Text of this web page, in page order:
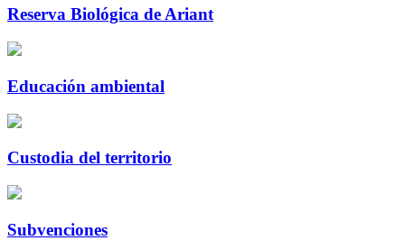
Reserva Biológica de Ariant
Educación ambiental
Custodia del territorio
Subvenciones